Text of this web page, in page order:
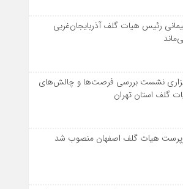
رئیس هیات گلف آذربایجان‌غربی
نشست بررسی فرصت‌ها و چالش‌های
گلف استان تهران
هیات گلف اصفهان منصوب شد